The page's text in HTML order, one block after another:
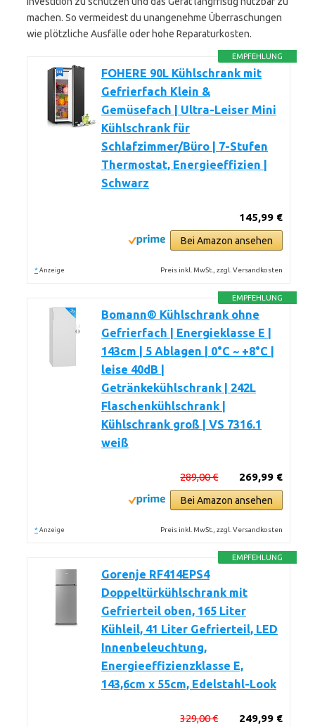
machen. So vermeidest du unangenehme Überraschungen
wie plötzliche Ausfälle oder hohe Reparaturkosten.
EMPFEHLUNG
FOHERE 90L Kühlschrank mit
Gefrierfach Klein &
Gemüsefach | Ultra-Leiser Mini
Kühlschrank für
Schlafzimmer/Büro | 7-Stufen
Thermostat, Energieeffizien |
Schwarz
145,99 €
Bei Amazon ansehen
* Anzeige Preis inkl. MwSt., zzgl. Versandkosten
EMPFEHLUNG
Bomann® Kühlschrank ohne
Gefrierfach | Energieklasse E |
143cm | 5 Ablagen | 0°C ~ +8°C |
leise 40dB |
Getränkekühlschrank | 242L
Flaschenkühlschrank |
Kühlschrank groß | VS 7316.1
weiß
269,99 €
289,00 €
Bei Amazon ansehen
* Anzeige Preis inkl. MwSt., zzgl. Versandkosten
EMPFEHLUNG
Gorenje RF414EPS4
Doppeltürkühlschrank mit
Gefrierteil oben, 165 Liter
Kühleil, 41 Liter Gefrierteil, LED
Innenbeleuchtung,
Energieeffizienzklasse E,
143,6cm x 55cm, Edelstahl-Look
249,99 €
329,00 €